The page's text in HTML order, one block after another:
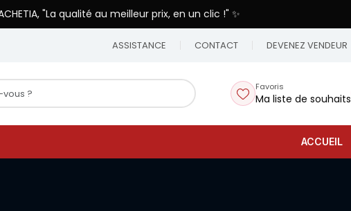
"La qualité au meilleur prix, en un clic !" ✨
ASSISTANCE CONTACT DEVENEZ VENDEUR
Favoris
Ma liste de souhaits
ACCUEIL